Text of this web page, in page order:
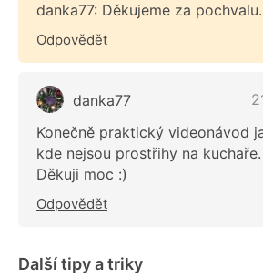
danka77: Děkujeme za pochvalu.
Odpovědět
danka77
Konečně praktický videonávod
kde nejsou prostřihy na kuchaře.
Děkuji moc :)
Odpovědět
Další tipy a triky